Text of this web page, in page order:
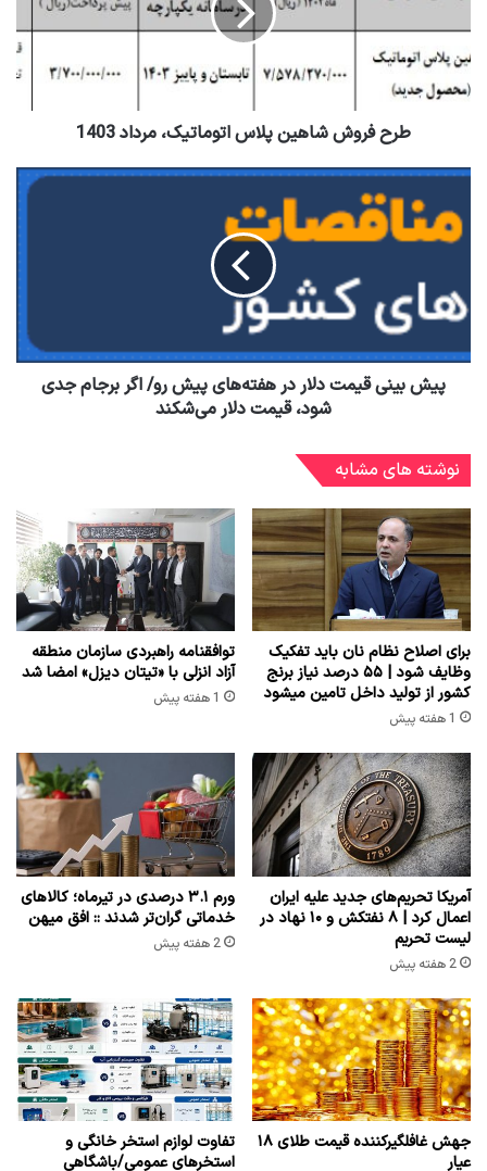
طرح فروش شاهین پلاس اتوماتیک، مرداد 1403
پیش‌ بینی قیمت دلار در هفته‌های پیش رو/ اگر برجام جدی
شود، قیمت دلار می‌شکند
نوشته های مشابه
برای اصلاح نظام نان باید تفکیک
وظایف شود | ۵۵ درصد نیاز برنج
کشور از تولید داخل تامین میشود
1 هفته پیش
توافقنامه راهبردی سازمان منطقه
آزاد انزلی با «تیتان دیزل» امضا شد
1 هفته پیش
آمریکا تحریم‌های جدید علیه ایران
اعمال کرد | ۸ نفتکش و ۱۰ نهاد در
لیست تحریم
2 هفته پیش
ورم ۳.۱ درصدی در تیرماه؛ کالاهای
خدماتی گران‌تر شدند :: افق میهن
2 هفته پیش
جهش غافلگیرکننده قیمت طلای ۱۸
عیار
تفاوت لوازم استخر خانگی و
استخرهای عمومی/باشگاهی